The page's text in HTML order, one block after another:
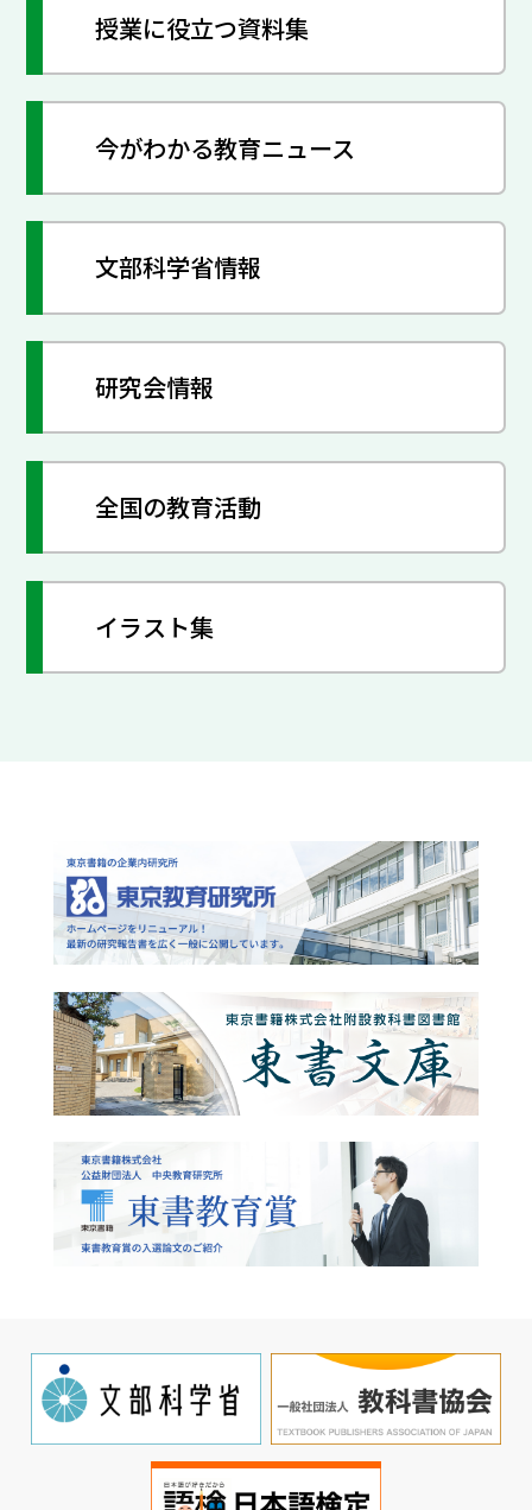
授業に役立つ資料集
今がわかる教育ニュース
文部科学省情報
研究会情報
全国の教育活動
イラスト集